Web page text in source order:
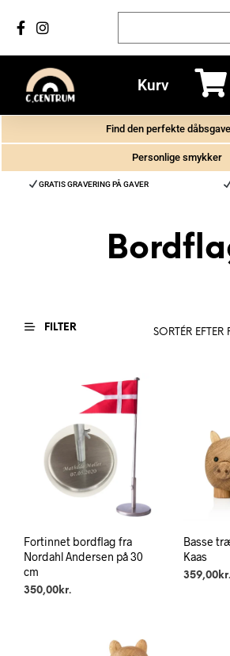
Kurv
Find den perfekte
Personlige smykker
GRATIS GRAVERING PÅ GAVER
FILTER
Fortinnet bordflag fra
Nordahl Andersen på 30
cm
350,00 kr.
Basse
Kaas
359,00kr.